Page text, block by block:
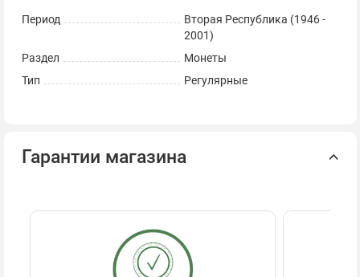
Период
Вторая Республика (1946 -
2001)
Раздел
Монеты
Тип
Регулярные
Гарантии магазина